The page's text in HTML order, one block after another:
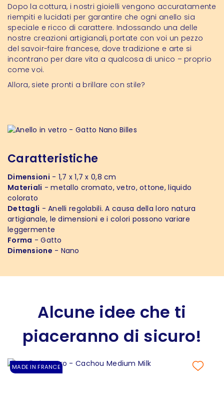
Dopo la cottura, i nostri gioielli vengono accuratamente
riempiti e lucidati per garantire che ogni anello sia
speciale e ricco di carattere. Indossando una delle
nostre creazioni artigianali, portate con voi un pezzo
del savoir-faire francese, dove tradizione e arte si
incontrano per dare vita a qualcosa di unico – proprio
come voi.
Allora, siete pronti a brillare con stile?
Caratteristiche
Dimensioni - 1,7 x 1,7 x 0,8 cm
Materiali - metallo cromato, vetro, ottone, liquido
colorato
Dettagli - Anelli regolabili. A causa della loro natura
artigianale, le dimensioni e i colori possono variare
leggermente
Forma - Gatto
Dimensione - Nano
Alcune idee che ti
piaceranno di sicuro!
MADE IN FRANCE